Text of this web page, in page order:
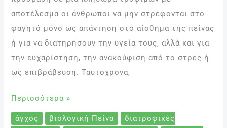
αποτέλεσμα οι άνθρωποι να μην στρέφονται στο
φαγητό μόνο ως απάντηση στο αίσθημα της πείνας
ή για να διατηρήσουν την υγεία τους, αλλά και για
την ευχαρίστηση, την ανακούφιση από το στρες ή
ως επιβράβευση. Ταυτόχρονα,
Περισσότερα »
άγχος βιολογική Πείνα
διατροφικές